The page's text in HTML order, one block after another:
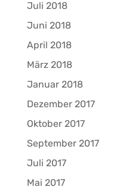
Juli 2018
Juni 2018
April 2018
März 2018
Januar 2018
Dezember 2017
Oktober 2017
September 2017
Juli 2017
Mai 2017